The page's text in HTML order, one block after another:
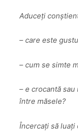
Aduceți
– care este
– cum se simte
– e crocantă
între măsele?
Încercați să luați